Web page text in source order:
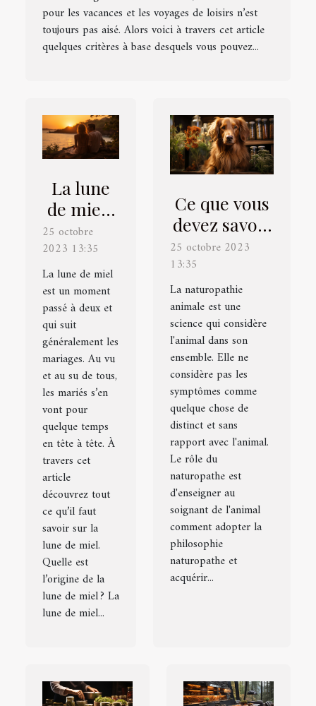
pour les vacances et les voyages de loisirs n’est
toujours pas aisé. Alors voici à travers cet article
quelques critères à base desquels vous pouvez...
La lune
de miel :
ce qu’il
faut
savoir ?
25 octobre
2023 13:35
La lune de miel
est un moment
passé à deux et
qui suit
généralement les
mariages. Au vu
et au su de tous,
les mariés s’en
vont pour
quelque temps
en tête à tête. À
travers cet
article
découvrez tout
ce qu’il faut
savoir sur la
lune de miel.
Quelle est
l’origine de la
lune de miel ? La
lune de miel...
Ce que vous
devez savoir
sur la
naturopathie
animale
25 octobre 2023
13:35
La naturopathie
animale est une
science qui considère
l'animal dans son
ensemble. Elle ne
considère pas les
symptômes comme
quelque chose de
distinct et sans
rapport avec l'animal.
Le rôle du
naturopathe est
d'enseigner au
soignant de l'animal
comment adopter la
philosophie
naturopathe et
acquérir...